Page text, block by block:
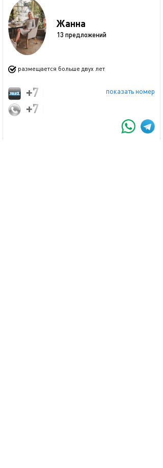
Жанна
13 предложений
размещается больше двух лет
показать номер
+7 (900) 001-70-76
+7 (988) 132-70-76